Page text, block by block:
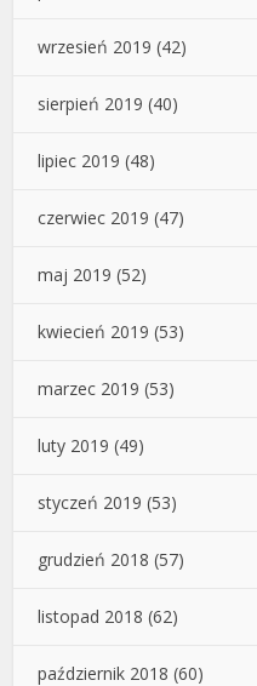
wrzesień 2019 (42)
sierpień 2019 (40)
lipiec 2019 (48)
czerwiec 2019 (47)
maj 2019 (52)
kwiecień 2019 (53)
marzec 2019 (53)
luty 2019 (49)
styczeń 2019 (53)
grudzień 2018 (57)
listopad 2018 (62)
październik 2018 (60)